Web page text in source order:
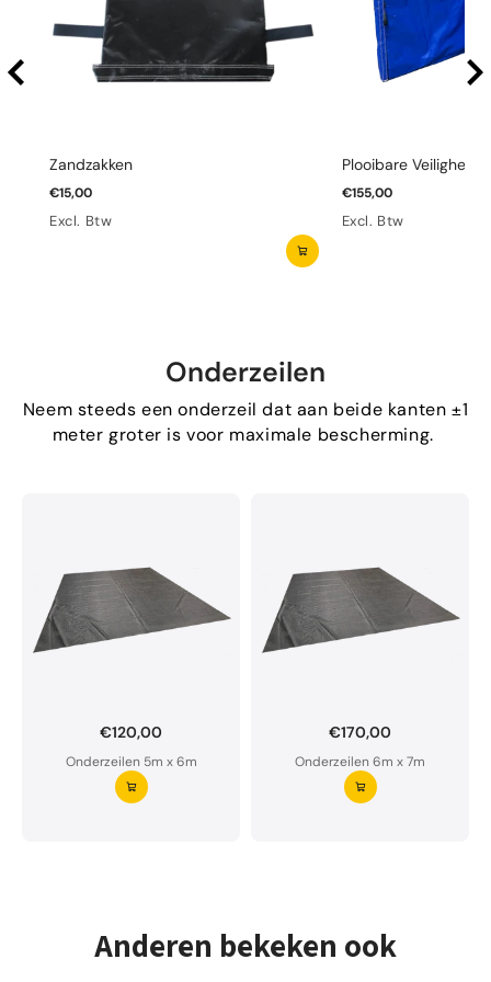
Zandzakken
€15,00
Excl. Btw
Plooibare
€155,00
Excl. Btw
Onderzeilen
Neem steeds een onderzeil dat aan beide kanten ±1
meter groter is voor maximale bescherming.
€120,00
Onderzeilen 5m x 6m
€170,00
Onderzeilen 6m x 7m
Onderzeil op maat bestellen?
Ons onderzeil is waterdoorlatend en van premium
Anderen bekeken ook